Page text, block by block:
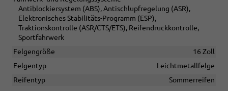
Antiblockiersystem (ABS), Antischlupfregelung (ASR),
Elektronisches Stabilitäts-Programm (ESP),
Traktionskontrolle (ASR/CTS/ETS), Reifendruckkontrolle,
Sportfahrwerk
Felgengröße
16 Zoll
Felgentyp
Leichtmetallfelge
Reifentyp
Sommerreifen